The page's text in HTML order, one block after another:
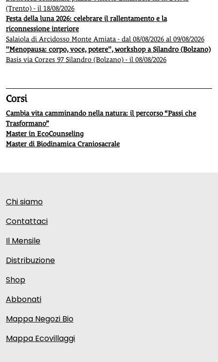
(Trento) - il 18/08/2026
Festa della luna 2026: celebrare il rallentamento e la
riconnessione interiore
Salaiola di Arcidosso Monte Amiata - dal 08/08/2026 al 09/08/2026
"Menopausa: corpo, voce, potere", workshop a Silandro (Bolzano)
Basis via Corzes 97 Silandro (Bolzano) - il 08/08/2026
Corsi
Cambia vita camminando nella natura: il percorso “Passi che
Trasformano”
Master in EcoCounseling
Master di Biodinamica Craniosacrale
Chi siamo
Contattaci
Il Mensile
Distribuzione
Shop
Abbonati
Mappa Negozi Bio
Mappa Ecovillaggi